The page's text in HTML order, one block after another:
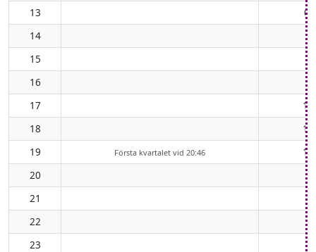
13
14
15
16
17
18
19
Första kvartalet vid 20:46
20
21
22
23